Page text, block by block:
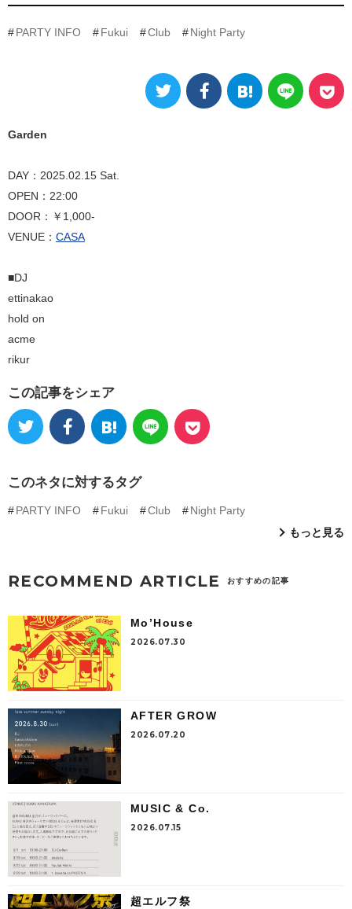
PARTY INFO Fukui Club Night Party
Garden
DAY：2025.02.15 Sat.
OPEN：22:00
DOOR：￥1,000-
VENUE： CASA
■DJ
ettinakao
hold on
acme
rikur
この記事をシェア
このネタに対するタグ
PARTY INFO Fukui Club
Night Party
もっと見る
RECOMMEND ARTICLE おすすめの記事
Mo’House
2026.07.30
AFTER GROW
2026.07.20
MUSIC & Co.
2026.07.15
超エルフ祭